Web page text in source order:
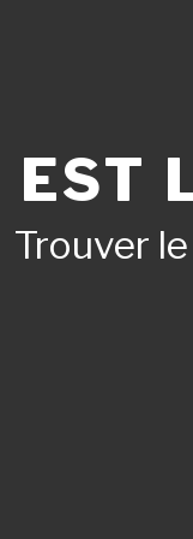
EST
Trouver